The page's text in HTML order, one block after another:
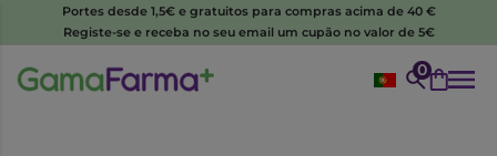
Portes desde 1,5€ e gratuitos para compras acima de 40 €
Registe-se e receba no seu email um cupão no valor de 5€
0